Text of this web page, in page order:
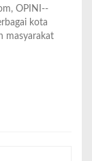
OPINI--
kota
masyarakat